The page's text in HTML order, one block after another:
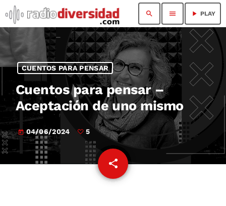
search menu play_arrow PLAY
CUENTOS PARA PENSAR
Cuentos para pensar –
Aceptación de uno mismo
today 04/06/2024 5
share
email